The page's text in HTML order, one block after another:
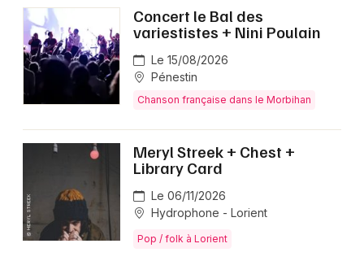
Concert le Bal des
variestistes + Nini Poulain
Le 15/08/2026
Pénestin
Chanson française dans le Morbihan
Meryl Streek + Chest +
Library Card
Le 06/11/2026
Hydrophone - Lorient
Pop / folk à Lorient